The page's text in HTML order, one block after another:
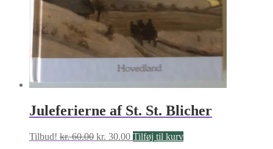
Juleferierne af St. St. Blicher
Tilbud! kr.60.00 Den
kr. 30.00Den
Tilføj til kurv